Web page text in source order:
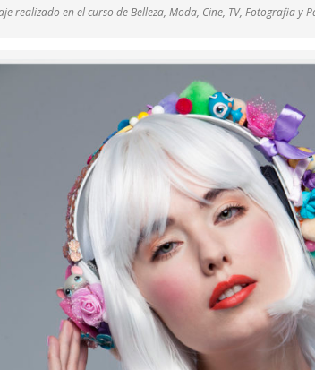
realizado en el curso de Belleza, Moda, Cine, TV, Fotografia y